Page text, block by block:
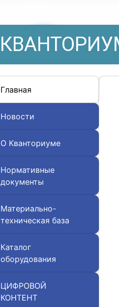
Главная
Новости
О Кванториуме
Нормативные
документы
Материально-
техническая база
Каталог
оборудования
ЦИФРОВОЙ
КОНТЕНТ